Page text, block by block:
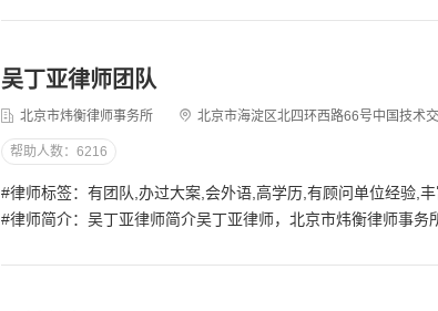
吴丁亚律师团队
北京市炜衡律师事务所 北京市海淀区北四环西路66号中国技术交易所
帮助人数：6216
#律师简介：吴丁亚律师简介吴丁亚律师，北京市炜衡律师事务所合伙人，拥有16年资深执业经验，同时兼任中国农业大学特聘讲师及信泽金商学院专家讲师。他毕业于北京大学法学院，获法学硕士学位，精通中英文双语，以深厚的法学功底和丰富的实践经验，赢得了客户的广泛信赖与尊重。吴律师始终秉持“真诚服务、严谨办案”的理念，致力于为客户提供高效、和谐的法律解决方案，帮助企业和个人化解风险，实现稳健发展。在执业领域方面，吴丁亚律师专注于民商事诉讼、票据纠纷以及企业经营、投资并购等法律事务。他长期服务于多家知名企业和机构，包括担任北京市颐和园听X馆餐饮文化有限公司、生态环境部核与辐射安全中心等单位的法律顾问，积累了丰富的企业合规、风险防控和战略咨询经验。吴律师尤其擅长处理复杂票据纠纷，曾成功代理多起重大案件，如天津辉XX饲料有限公司破产重整及票据纠纷项目，帮助企业实现债转股和不良资产处置，挽回了巨额经济损失；另在诉中国南X航空股份有限公司航空运输合同纠纷公益诉讼案中，他通过严谨的证据分析和诉讼策略，为客户赢得胜诉，彰显了法律公平与正义。吴丁亚律师的执业风格以严谨细致著称，他善于从客户需求出发，以真诚的态度建立长期信任关系。无论是企业客户还是普通民众，他都能通过专业知识和亲和力，促进纠纷的和谐解决，避免矛盾升级。例如，在代理北京朗X房地产开发有限公司商品房销售合同纠纷群诉案中，他通过调解与诉讼相结合的方式，有效平衡各方利益，实现了客户权益最大化。作为信泽金商学院的专家讲师，吴律师还积极参与法律教育培训，传播票据法律风险防范知识，助力企业提升合规水平。他相信，法律不仅是解决问题的工具，更是构建和谐商业环境的基石。如果您正面临民商事纠纷、票据问题或企业法律事务，吴丁亚律师将以专业、真诚和严谨的
杜旭律师